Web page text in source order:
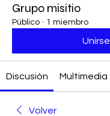
Grupo misitio
Público · 1 miembro
Unirse
Discusión Multimedia
Volver